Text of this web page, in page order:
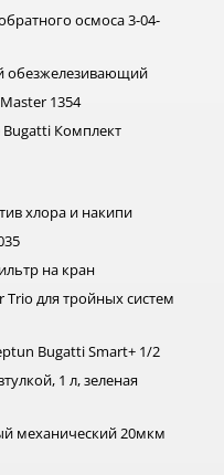
осмоса 3-04-
обезжелезивающий
1354
Комплект
хлора и накипи
на кран
для тройных систем
Bugatti Smart+ 1/2
1 л, зеленая
механический 20мкм